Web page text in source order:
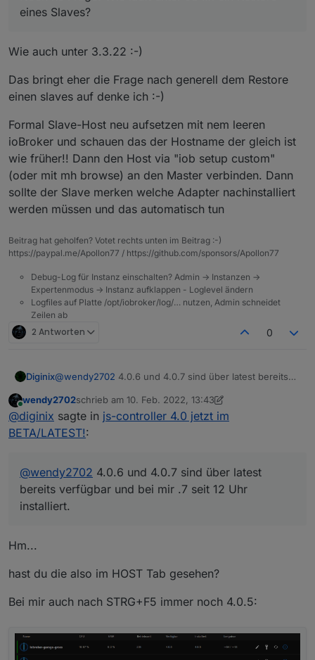
eines Slaves?
Wie auch unter 3.3.22 :-)
Das bringt eher die Frage nach generell dem Restore
einen slaves auf denke ich :-)
Formal Slave-Host neu aufsetzen mit nem leeren
ioBroker und schauen das der Hostname der gleich ist
wie früher!! Dann den Host via "iob setup custom"
(oder mit mh browse) an den Master verbinden. Dann
sollte der Slave merken welche Adapter nachinstalliert
werden müssen und das automatisch tun
Beitrag hat geholfen? Votet rechts unten im Beitrag :-)
https://paypal.me/Apollon77 / https://github.com/sponsors/Apollon77
Debug-Log für Instanz einschalten? Admin -> Instanzen ->
Expertenmodus -> Instanz aufklappen - Loglevel ändern
Logfiles auf Platte /opt/iobroker/log/… nutzen, Admin schneidet
Zeilen ab
2 Antworten 0
Diginix@wendy2702 4.0.6 und 4.0.7 sind über latest bereits
Online
wendy2702schrieb am 10. Feb. 2022, 13:43
zuletzt editiert von wendy27022. Okt. 2022, 14:45
@diginix sagte in js-controller 4.0 jetzt im
BETA/LATEST!:
@wendy2702 4.0.6 und 4.0.7 sind über latest
bereits verfügbar und bei mir .7 seit 12 Uhr
installiert.
Hm...
hast du die also im HOST Tab gesehen?
Bei mir auch nach STRG+F5 immer noch 4.0.5: